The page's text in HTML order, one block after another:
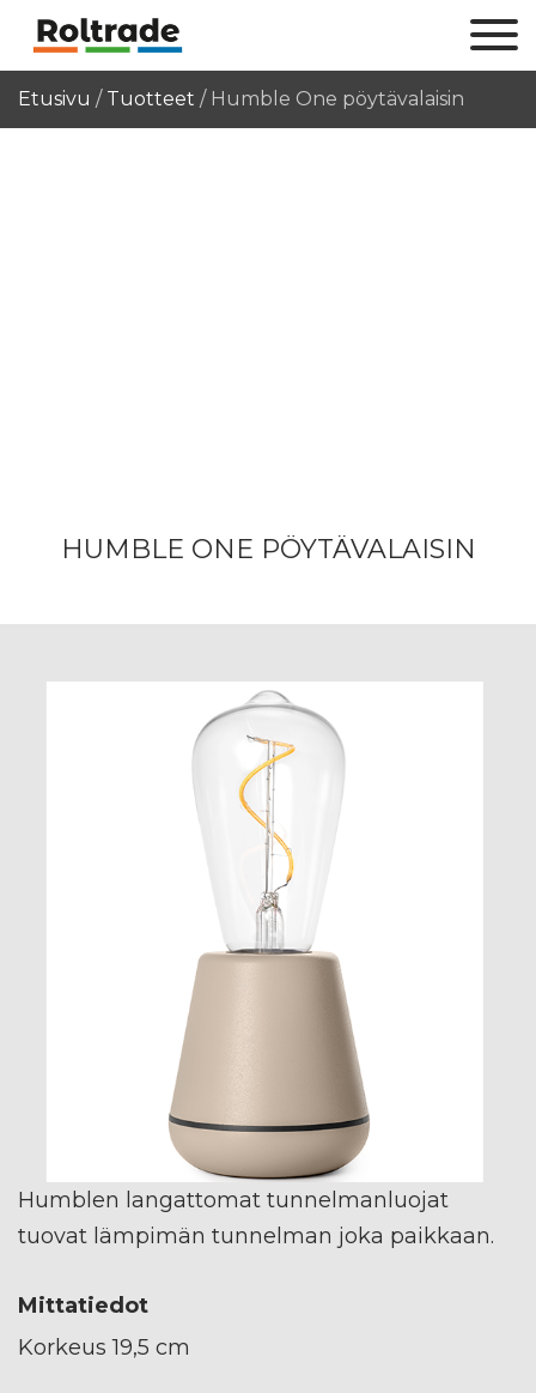
Etusivu / Tuotteet / Humble One pöytävalaisin
HUMBLE ONE PÖYTÄVALAISIN
Humblen langattomat tunnelmanluojat
tuovat lämpimän tunnelman joka paikkaan.
Mittatiedot
Korkeus 19,5 cm